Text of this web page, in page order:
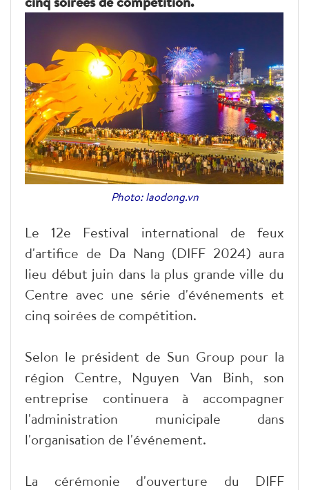
Photo: laodong.vn
Le 12e Festival international de feux
d'artifice de Da Nang (DIFF 2024) aura
lieu début juin dans la plus grande ville du
Centre avec une série d'événements et
cinq soirées de compétition.
Selon le président de Sun Group pour la
région Centre, Nguyen Van Binh, son
entreprise continuera à accompagner
l'administration municipale dans
l'organisation de l'événement.
La cérémonie d'ouverture du DIFF